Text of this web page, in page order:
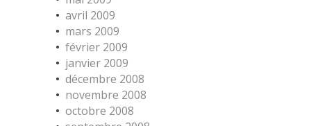
avril 2009
mars 2009
février 2009
janvier 2009
décembre 2008
novembre 2008
octobre 2008